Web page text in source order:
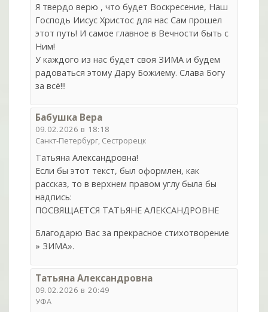
Я твердо верю , что будет Воскресение, Наш
Господь Иисус Христос для нас Сам прошел
этот путь! И самое главное в Вечности быть с
Ним!
У каждого из нас будет своя ЗИМА и будем
радоваться этому Дару Божиему. Слава Богу
за всё!!!
Бабушка Вера
09.02.2026 в 18:18
Санкт-Петербург, Сестрорецк
Татьяна Александровна!
Если бы этот текст, был оформлен, как
рассказ, то в верхнем правом углу была бы
надпись:
ПОСВЯЩАЕТСЯ ТАТЬЯНЕ АЛЕКСАНДРОВНЕ
Благодарю Вас за прекрасное стихотворение
» ЗИМА».
Татьяна Александровна
09.02.2026 в 20:49
УФА